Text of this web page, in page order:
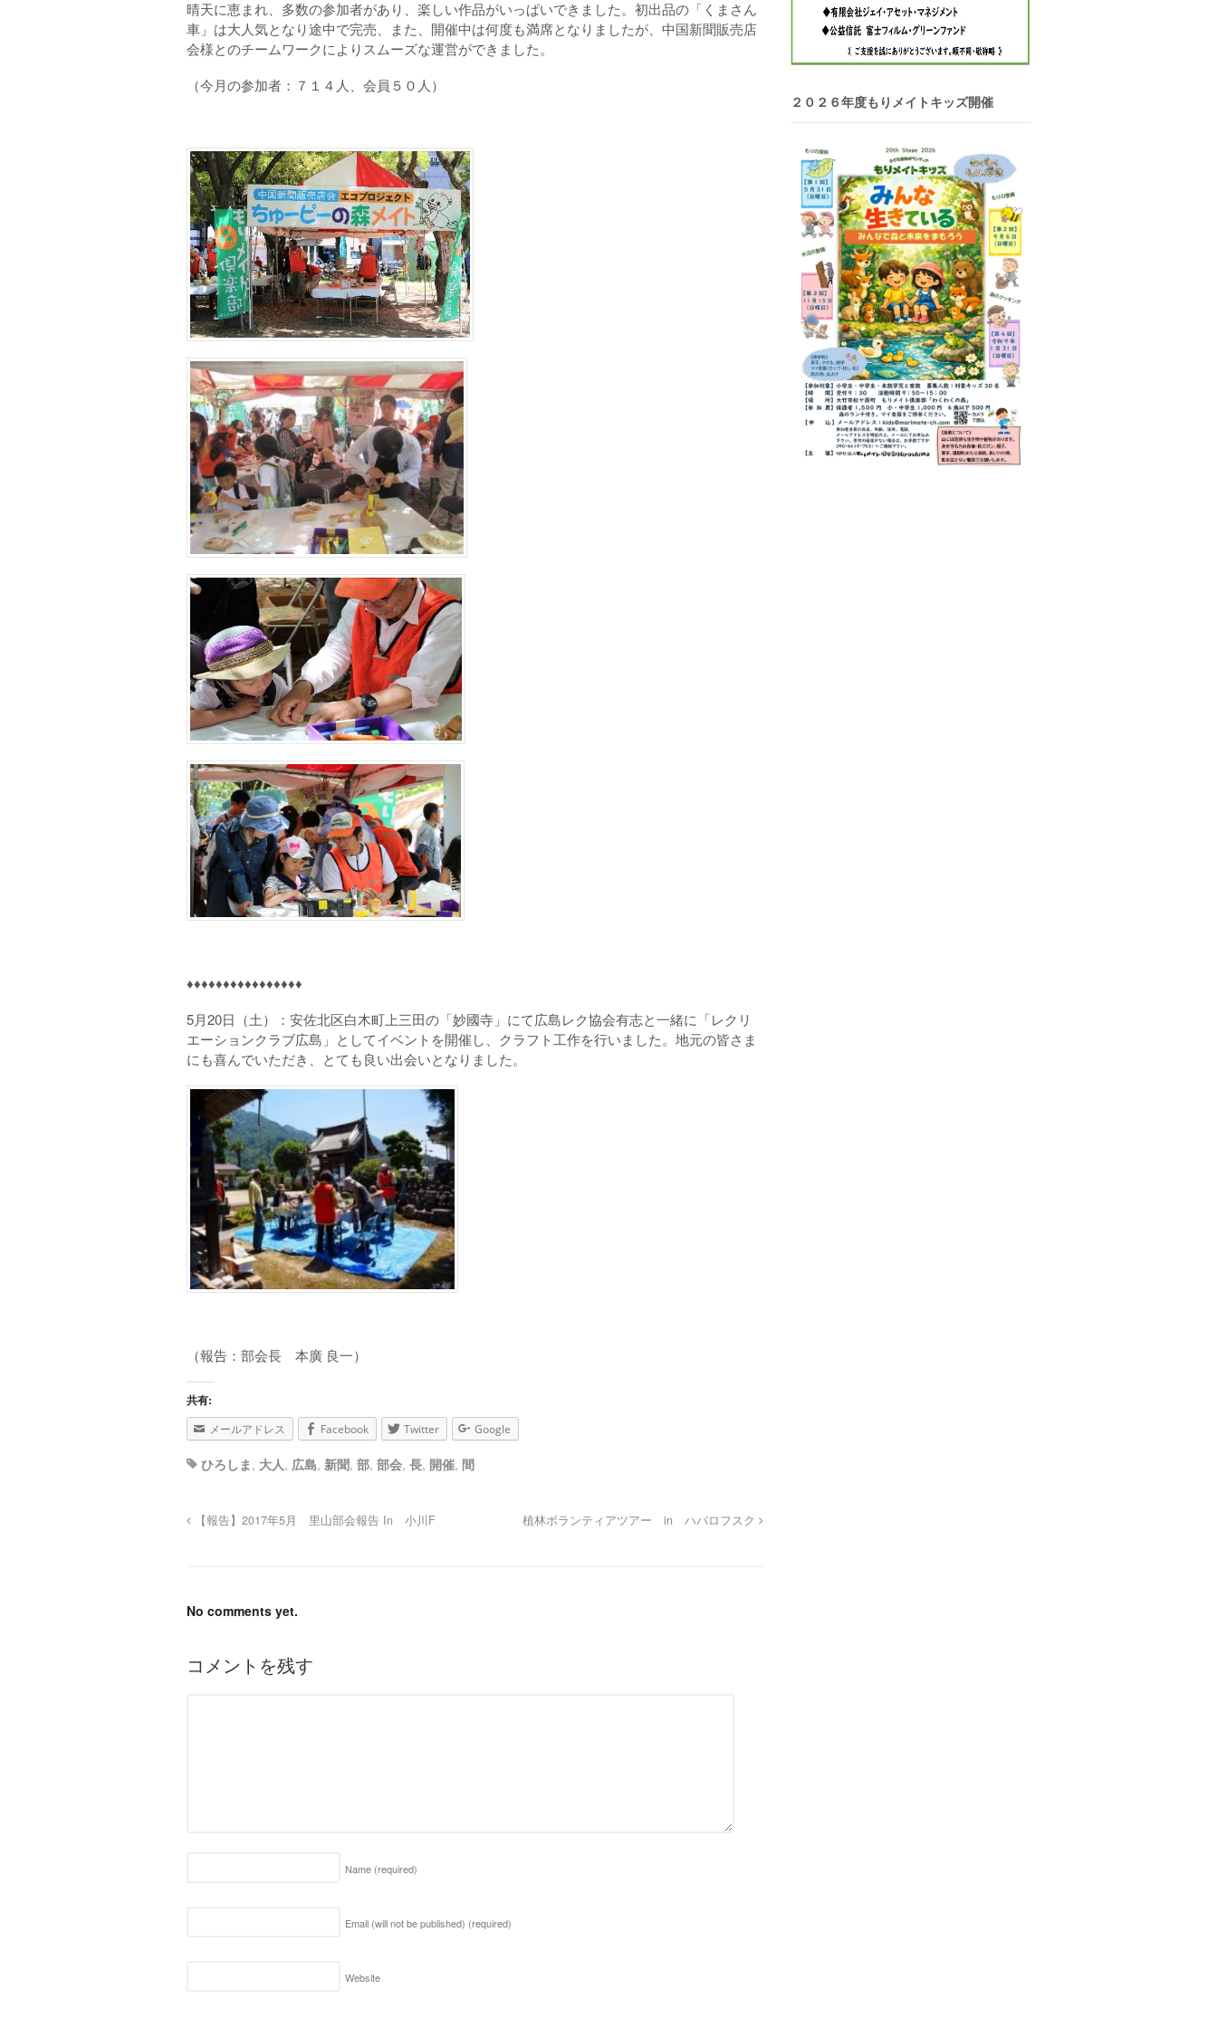
晴天に恵まれ、多数の参加者があり、楽しい作品がいっぱいできました。初出品の「くまさん
車」は大人気となり途中で完売、また、開催中は何度も満席となりましたが、中国新聞販売店
会様とのチームワークによりスムーズな運営ができました。
（今月の参加者：７１４人、会員５０人）
♦♦♦♦♦♦♦♦♦♦♦♦♦♦♦♦
5月20日（土）：安佐北区白木町上三田の「妙國寺」にて広島レク協会有志と一緒に「レクリ
エーションクラブ広島」としてイベントを開催し、クラフト工作を行いました。地元の皆さま
にも喜んでいただき、とても良い出会いとなりました。
（報告：部会長 本廣 良一）
共有:
メールアドレス Facebook Twitter Google
ひろしま , 大人, 広島, 新聞, 部, 部会, 長, 開催, 間
【報告】2017年5月 里山部会報告 In 小川F 植林ボランティアツアー in ハバロフスク
No comments yet.
コメントを残す
Name (required)
Email (will not be published) (required)
Website
２０２６年度もりメイトキッズ開催